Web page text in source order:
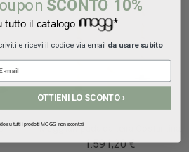
Mogg lampada da terra Costantina
1.591,20 €
SCONTO 10%
tutto il catalogo *
e ricevi il codice via email da usare subito
OTTIENI LO SCONTO ›
su tutti i prodotti MOGG non scontati